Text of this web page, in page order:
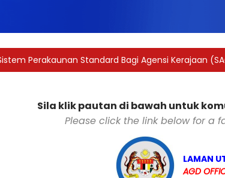
Perakaunan Standard Bagi Agensi Kerajaan
Sila klik pautan di bawah untuk
Please click the link below for a
LAMAN
AGD